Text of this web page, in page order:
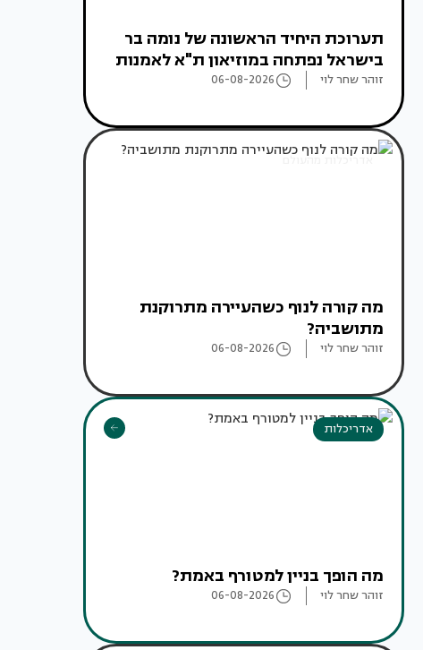
תערוכת היחיד הראשונה של נומה בר
בישראל נפתחה במוזיאון ת"א לאמנות
זוהר שחר לוי 06-08-2026
אדריכלות מהעולם
מה קורה לנוף כשהעיירה מתרוקנת
מתושביה?
זוהר שחר לוי 06-08-2026
אדריכלות
מה הופך בניין למטורף באמת?
זוהר שחר לוי 06-08-2026